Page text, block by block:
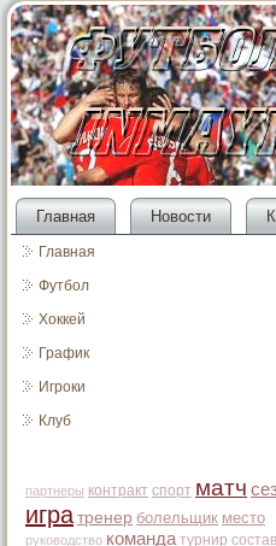
Главная Новости
Главная
Футбол
Хоккей
График
Игроки
Клуб
партнеры контракт спорт матч
игра тренер болельщик место
руководство команда турнир состав